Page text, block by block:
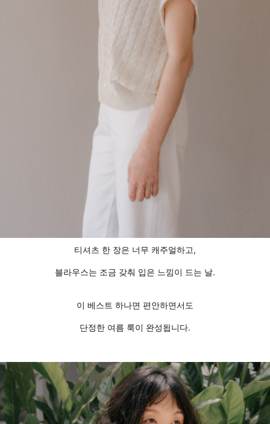
티셔츠 한 장은 너무 캐주얼하고,
블라우스는 조금 갖춰 입은 느낌이 드는 날.
이 베스트 하나면 편안하면서도
단정한 여름 룩이 완성됩니다.